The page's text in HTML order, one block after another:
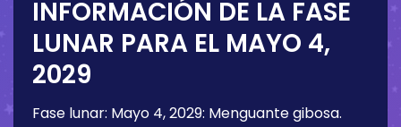
INFORMACIÓN DE LA FASE
LUNAR PARA EL MAYO 4,
2029
Fase lunar: Mayo 4, 2029: Menguante gibosa.